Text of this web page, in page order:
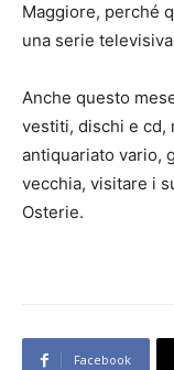
Maggiore, perché
una serie
Anche questo
vestiti, dischi e cd,
antiquariato vario,
vecchia, visitare i
Osterie.
Facebook